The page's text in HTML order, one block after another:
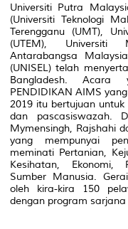
Universiti Putra
(Universiti Teknologi
Terengganu (UMT),
(UTEM), Universiti
Antarabangsa
(UNISEL) telah
Bangladesh.
PENDIDIKAN AIMS
2019 itu bertujuan
dan pascasiswazah.
Mymensingh, Rajshahi
yang mempunyai
meminati Pertanian,
Kesihatan, Ekonomi,
Sumber Manusia.
oleh kira-kira 150
dengan program sarjana